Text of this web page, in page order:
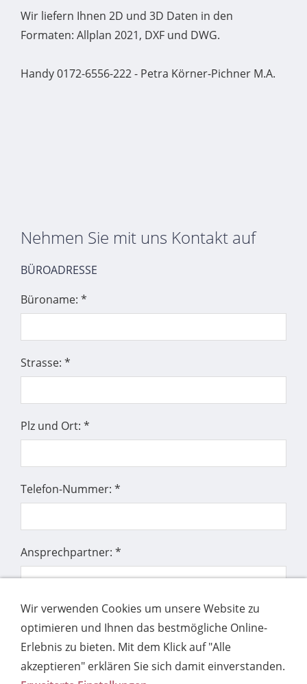
Wir liefern Ihnen 2D und 3D Daten in den
Formaten: Allplan 2021, DXF und DWG.
Handy 0172-6556-222 - Petra Körner-Pichner M.A.
Nehmen Sie mit uns Kontakt auf
BÜROADRESSE
Büroname: *
Strasse: *
Plz und Ort: *
Telefon-Nummer: *
Ansprechpartner: *
E-Mail: *
ICH HABE FRAGEN ZUM THEMA
Wir verwenden Cookies um unsere Website zu
optimieren und Ihnen das bestmögliche Online-
Erlebnis zu bieten. Mit dem Klick auf "Alle
akzeptieren" erklären Sie sich damit einverstanden.